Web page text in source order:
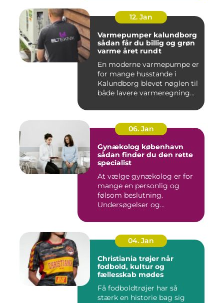
12. Jan
Varmepumper kalundborg
sådan får du billig og grøn
varme året rundt
En moderne varmepumpe er
for mange husstande i
Kalundborg blevet nøglen til
både lavere varmeregning...
06. Jan
Gynækolog københavn
sådan finder du den rette
specialist
At vælge gynækolog er for
mange en personlig og
følsom beslutning.
Undersøgelser og
04. Jan
Christiania trøjer når
fodbold, kultur og
fællesskab mødes
Få fodboldtrøjer har så
stærk en historie bag sig